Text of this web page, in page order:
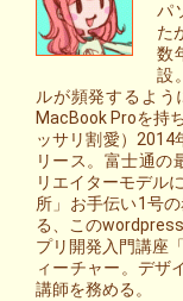
パ
た
数
設
ルが頻発するよう
MacBook Proを持
ッサリ割愛）2014
リース。富士通の
リエイターモデル
所」お手伝い1号
る、この
プリ開発入門講座
ィーチャー。デザ
講師を務める。